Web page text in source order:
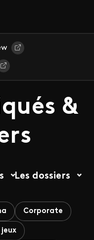
&
Les dossiers
Corporate